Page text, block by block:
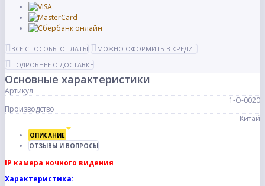
ВСЕ СПОСОБЫ ОПЛАТЫ
МОЖНО ОФОРМИТЬ В КРЕДИТ
ПОДРОБНЕЕ О ДОСТАВКЕ
Основные характеристики
Артикул
1-О-0020
Производство
Китай
ОПИСАНИЕ
ОТЗЫВЫ И ВОПРОСЫ
IP камера ночного видения
Характеристика: